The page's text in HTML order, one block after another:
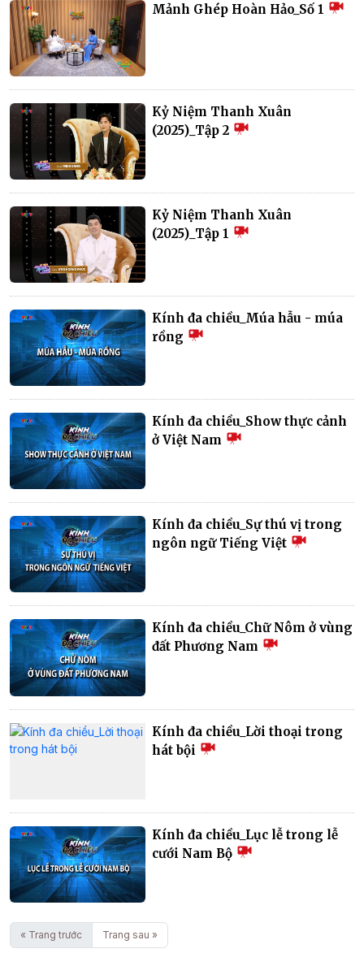
Mảnh Ghép Hoàn Hảo_Số 1
Kỷ Niệm Thanh Xuân
(2025)_Tập 2
Kỷ Niệm Thanh Xuân
(2025)_Tập 1
Kính đa chiều_Múa hẫu - múa
rồng
Kính đa chiều_Show thực cảnh
ở Việt Nam
Kính đa chiều_Sự thú vị trong
ngôn ngữ Tiếng Việt
Kính đa chiều_Chữ Nôm ở vùng
đất Phương Nam
Kính đa chiều_Lời thoại trong
hát bội
Kính đa chiều_Lục lễ trong lễ
cưới Nam Bộ
« Trang trước Trang sau »